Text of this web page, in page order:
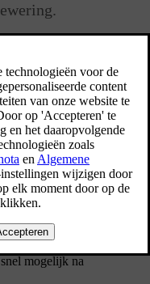
lakproces,
evenals
en
plaatsen. In het
uitgevoerd in
gesproken niet
geen sterk basische
mogelijk na